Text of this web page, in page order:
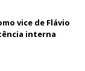
vice de Flávio
interna